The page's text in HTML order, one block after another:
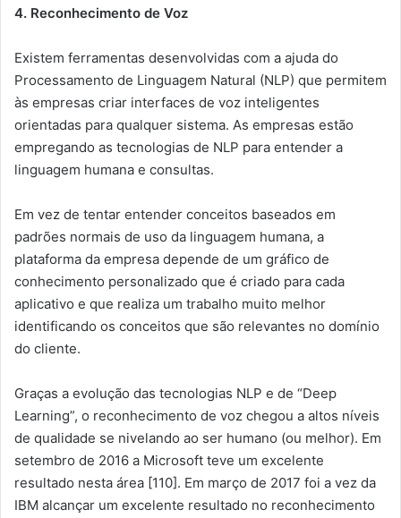
4. Reconhecimento de Voz
Existem ferramentas desenvolvidas com a ajuda do
Processamento de Linguagem Natural (NLP) que permitem
às empresas criar interfaces de voz inteligentes
orientadas para qualquer sistema. As empresas estão
empregando as tecnologias de NLP para entender a
linguagem humana e consultas.
Em vez de tentar entender conceitos baseados em
padrões normais de uso da linguagem humana, a
plataforma da empresa depende de um gráfico de
conhecimento personalizado que é criado para cada
aplicativo e que realiza um trabalho muito melhor
identificando os conceitos que são relevantes no domínio
do cliente.
Graças a evolução das tecnologias NLP e de “Deep
Learning”, o reconhecimento de voz chegou a altos níveis
de qualidade se nivelando ao ser humano (ou melhor). Em
setembro de 2016 a Microsoft teve um excelente
resultado nesta área [110]. Em março de 2017 foi a vez da
IBM alcançar um excelente resultado no reconhecimento